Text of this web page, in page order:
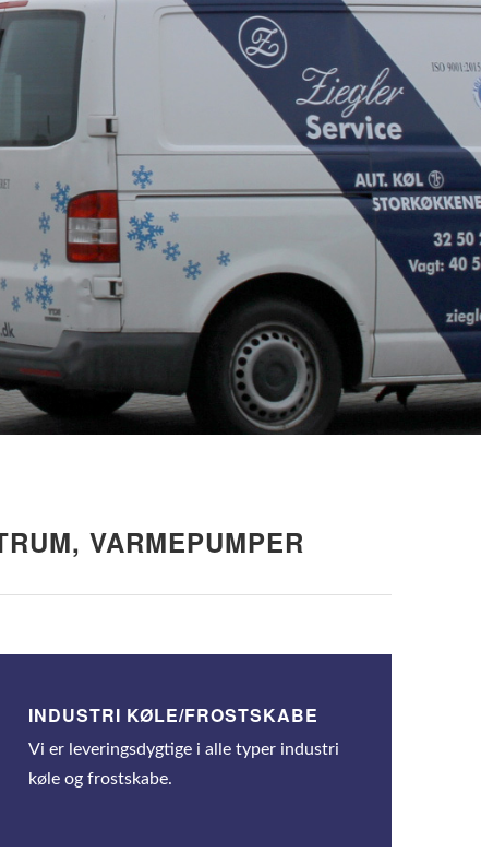
VARMEPUMPER
INDUSTRI KØLE/FROSTSKABE
Vi er leveringsdygtige i alle typer industri
køle og frostskabe.